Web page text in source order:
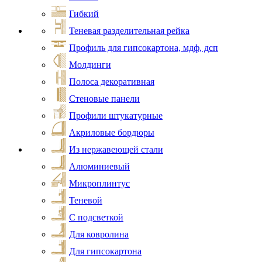
Гибкий
Теневая разделительная рейка
Профиль для гипсокартона, мдф, дсп
Молдинги
Полоса декоративная
Стеновые панели
Профили штукатурные
Акриловые бордюры
Из нержавеющей стали
Алюминиевый
Микроплинтус
Теневой
С подсветкой
Для ковролина
Для гипсокартона